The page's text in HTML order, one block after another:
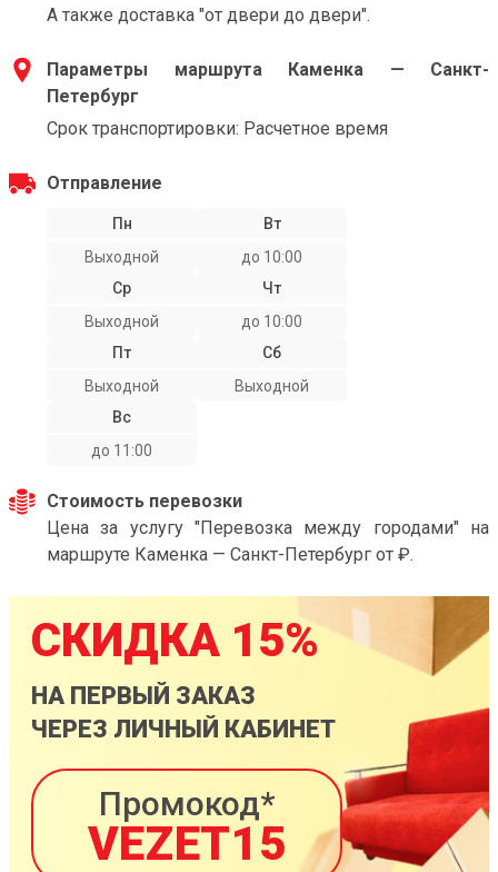
А также доставка "от двери до двери".
Параметры маршрута Каменка — Санкт-
Петербург
Срок транспортировки: Расчетное время
Отправление
Пн
Выходной
Вт
до 10:00
Ср
Выходной
Чт
до 10:00
Пт
Выходной
Сб
Выходной
Вс
до 11:00
Стоимость перевозки
Цена за услугу "Перевозка между городами" на
маршруте Каменка — Санкт-Петербург от ₽.
СКИДКА 15%
НА ПЕРВЫЙ ЗАКАЗ
ЧЕРЕЗ ЛИЧНЫЙ КАБИНЕТ
Промокод*
VEZET15